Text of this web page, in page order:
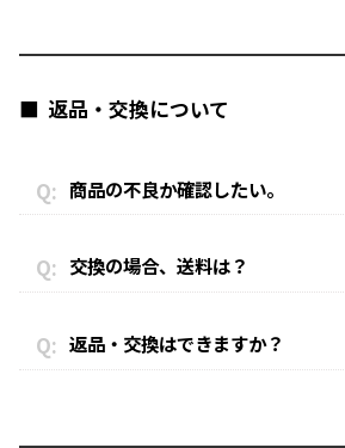
返品・交換について
商品の不良か確認したい。
交換の場合、送料は？
返品・交換はできますか？